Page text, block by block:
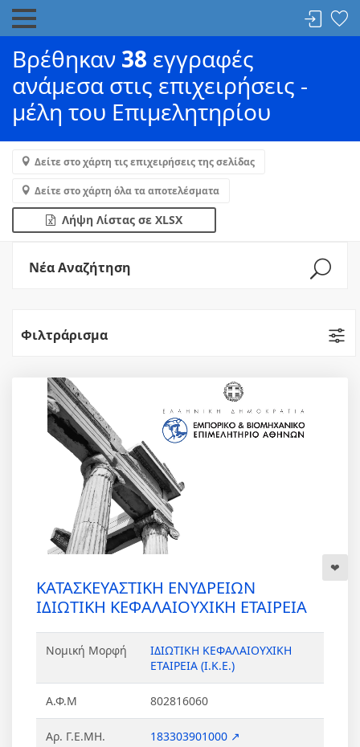
Βρέθηκαν 38 εγγραφές
ανάμεσα στις επιχειρήσεις -
μέλη του Επιμελητηρίου
Δείτε στο χάρτη τις επιχειρήσεις της σελίδας
Δείτε στο χάρτη όλα τα αποτελέσματα
Λήψη Λίστας σε XLSX
Νέα Αναζήτηση
Φιλτράρισμα
ΚΑΤΑΣΚΕΥΑΣΤΙΚΗ ΕΝΥΔΡΕΙΩΝ
ΙΔΙΩΤΙΚΗ ΚΕΦΑΛΑΙΟΥΧΙΚΗ ΕΤΑΙΡΕΙΑ
Νομική Μορφή
ΙΔΙΩΤΙΚΗ ΚΕΦΑΛΑΙΟΥΧΙΚΗ
ΕΤΑΙΡΕΙΑ (Ι.Κ.Ε.)
Α.Φ.Μ 802816060
Αρ. Γ.Ε.ΜΗ. 183303901000 ↗